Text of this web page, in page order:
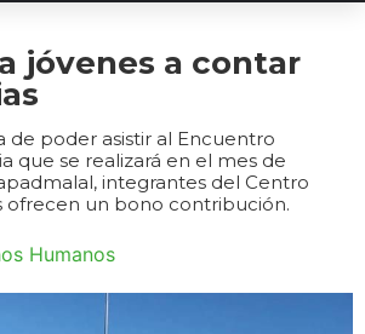
jóvenes a contar
de poder asistir al Encuentro
que se realizará en el mes de
integrantes del Centro
ofrecen un bono contribución.
Humanos